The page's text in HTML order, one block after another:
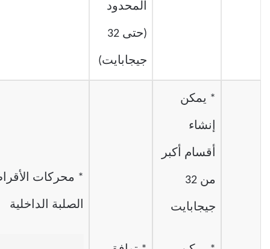
المحدود
(حتى 32
جيجابايت)
* يمكن
إنشاء
أقسام أكبر
من 32
جيجابايت
* محركات
الصلبة الداخلية